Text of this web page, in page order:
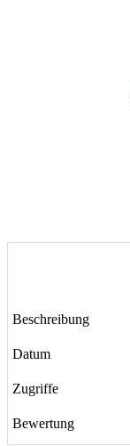
Beschreibung
Datum
Zugriffe
Bewertung